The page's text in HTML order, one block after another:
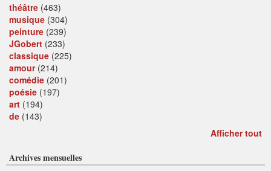
théâtre (463)
musique (304)
peinture (239)
JGobert (233)
classique (225)
amour(214)
comédie (201)
poésie (197)
art (194)
de (143)
Afficher tout
Archives mensuelles